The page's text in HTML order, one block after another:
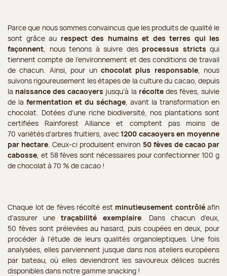
Parce que nous sommes convaincus que les produits de qualité le
sont grâce au respect des humains et des terres qui les
façonnent, nous tenons à suivre des processus stricts qui
tiennent compte de l’environnement et des conditions de travail
de chacun. Ainsi, pour un chocolat plus responsable, nous
suivons rigoureusement les étapes de la culture du cacao, depuis
la naissance des cacaoyers jusqu’à la récoltedes fèves, suivie
de la fermentation et du séchage, avant la transformation en
chocolat. Dotées d’une riche biodiversité, nos plantations sont
certifiées Rainforest Alliance et comptent pas moins de
70 variétés d’arbres fruitiers, avec1200 cacaoyers en moyenne
par hectare. Ceux-ci produisent environ 50 fèves de cacao par
cabosse, et 58 fèves sont nécessaires pour confectionner 100 g
de chocolat à 70 % de cacao !
Chaque lot de fèves récolté est minutieusement contrôléafin
d’assurer unetraçabilité exemplaire. Dans chacun d’eux,
50 fèves sont prélevées au hasard, puis coupées en deux, pour
procéder à l’étude de leurs qualités organoleptiques. Une fois
analysées, elles parviennent jusque dans nos ateliers européens
par bateau, où elles deviendront les savoureux délices sucrés
disponibles dans notre gamme snacking !